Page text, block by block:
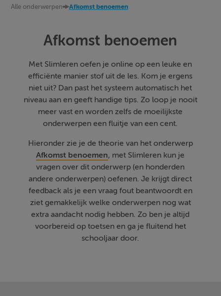
Alle onderwerpen Afkomst benoemen
Afkomst benoemen
Met Slimleren oefen je online op een leuke en
efficiënte manier stof uit de les. Kom je ergens
niet uit? Dan past het systeem automatisch het
niveau aan en geeft handige tips. Zo loop je nooit
meer vast en worden zelfs de moeilijkste
onderwerpen een fluitje van een cent.
Hieronder zie je de theorie van het onderwerp
Afkomst benoemen, met Slimleren kun je
vragen over dit onderwerp (en honderden
andere onderwerpen) oefenen. Je krijgt direct
feedback als je een vraag fout beantwoordt en
ziet gemakkelijk welke onderwerpen nog wat
extra aandacht nodig hebben. Zo ben je altijd
voorbereid op toetsen en ga je fluitend het
schooljaar door.